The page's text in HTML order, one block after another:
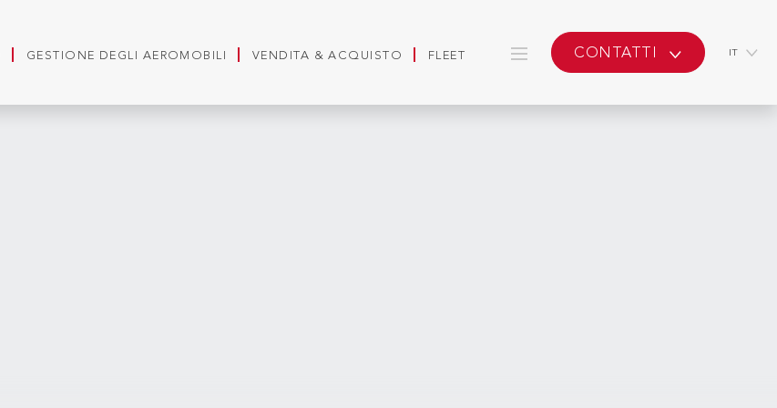
GESTIONE DEGLI AEROMOBILI VENDITA & ACQUISTO FLEET CONTATTI IT